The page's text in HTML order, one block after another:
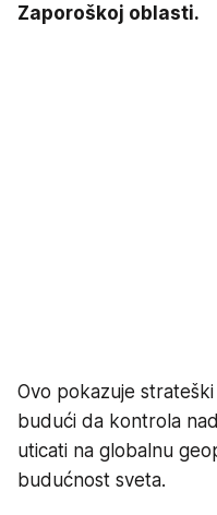
Zaporoškoj oblasti.
Ovo pokazuje
budući da kontrola
uticati na globalnu
budućnost sveta.